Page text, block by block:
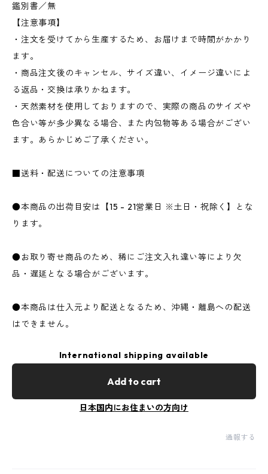
鑑別書／無
【注意事項】
・注文を受けてから生産するため、お届けまで時間がかかり
ます。
・商品注文後のキャンセル、サイズ違い、イメージ違いによ
る返品・交換は承りかねます。
・天然素材を使用しておりますので、実際の商品のサイズや
色合い等が多少異なる場合、また内包物等ある場合がござい
ます。あらかじめご了承ください。
■送料・配送についての注意事項
●本商品の出荷目安は【15 - 21営業日 ※土日・祝除く】とな
ります。
●お取り寄せ商品のため、稀にご注文入れ違い等により欠
品・遅延となる場合がございます。
●本商品は仕入元より配送となるため、沖縄・離島への配送
はできません。
International shipping available
Add to cart
日本国内にお住まいの方向け
通報する